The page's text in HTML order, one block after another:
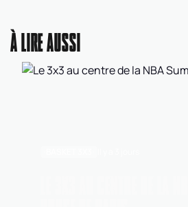
À LIRE AUSSI